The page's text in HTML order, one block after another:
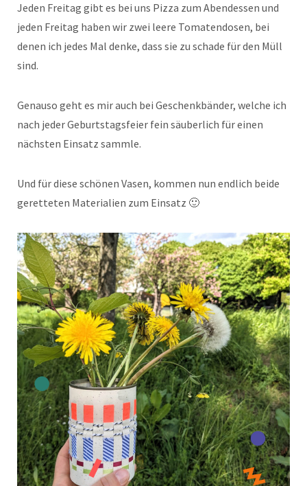
Jeden Freitag gibt es bei uns Pizza zum Abendessen und
jeden Freitag haben wir zwei leere Tomatendosen, bei
denen ich jedes Mal denke, dass sie zu schade für den Müll
sind.
Genauso geht es mir auch bei Geschenkbänder, welche ich
nach jeder Geburtstagsfeier fein säuberlich für einen
nächsten Einsatz sammle.
Und für diese schönen Vasen, kommen nun endlich beide
geretteten Materialien zum Einsatz 🙂